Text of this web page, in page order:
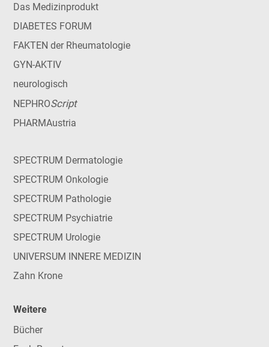
Das Medizinprodukt
DIABETES FORUM
FAKTEN der Rheumatologie
GYN-AKTIV
neurologisch
NEPHROScript
PHARMAustria
SPECTRUM Dermatologie
SPECTRUM Onkologie
SPECTRUM Pathologie
SPECTRUM Psychiatrie
SPECTRUM Urologie
UNIVERSUM INNERE MEDIZIN
Zahn Krone
Weitere
Bücher